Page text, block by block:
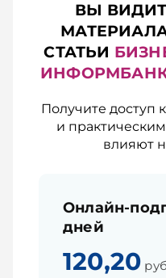
ВЫ
СТАТЬИ
Получите доступ
и
влияют
Онлайн-
дней
120,20